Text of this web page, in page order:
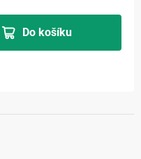
Do košíku